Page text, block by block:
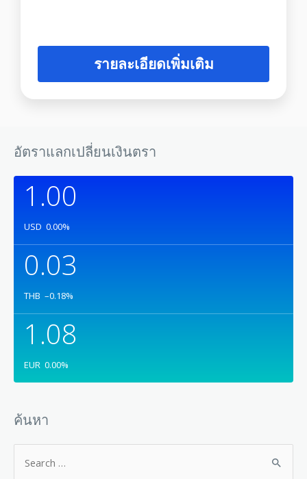
รายละเอียดเพิ่มเติม
อัตราแลกเปลี่ยนเงินตรา
1.00
USD 0.00%
0.03
THB –0.18%
1.08
EUR 0.00%
ค้นหา